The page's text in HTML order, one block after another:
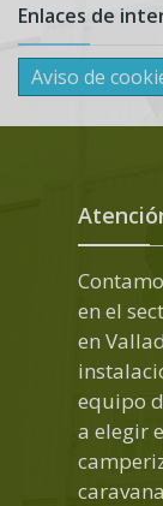
Enlaces de
Aviso de
en el
en
equipo
a elegir